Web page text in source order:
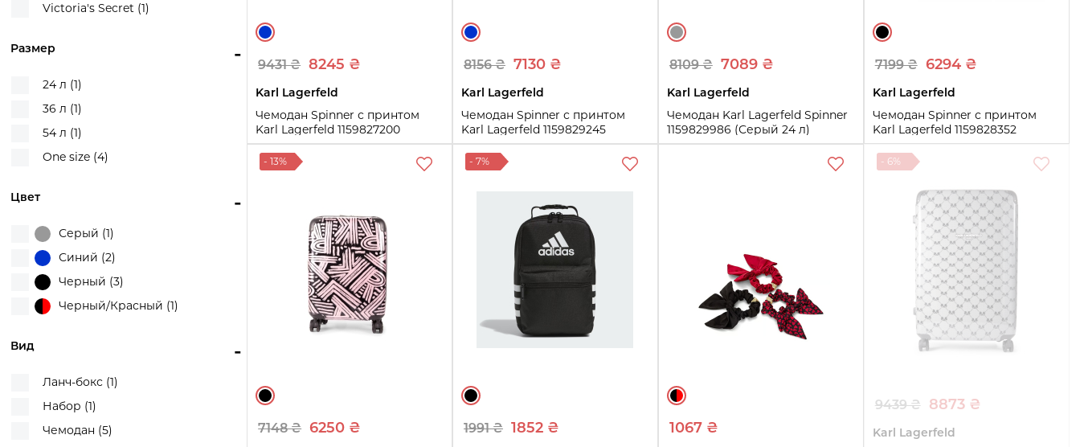
Victoria's Secret (1)
-
Размер
24 л (1)
36 л (1)
54 л (1)
One size (4)
-
Цвет
Серый (1)
Синий (2)
Черный (3)
Черный/Красный (1)
-
Вид
Ланч-бокс (1)
Набор (1)
Чемодан (5)
9431 ₴ 8245 ₴
Karl Lagerfeld
Чемодан Spinner с принтом
Karl Lagerfeld 1159827200
(Синий One size)
One size
8156 ₴ 7130 ₴
Karl Lagerfeld
Чемодан Spinner с принтом
Karl Lagerfeld 1159829245
(Синий 54 л)
54 л
Купить
8109 ₴ 7089 ₴
Karl Lagerfeld
Чемодан Karl Lagerfeld Spinner
1159829986 (Серый 24 л)
7199 ₴ 6294 ₴
Karl Lagerfeld
Чемодан Spinner с принтом
Karl Lagerfeld 1159828352
(Черный One size)
One size
Купить
- 13%
7148 ₴ 6250 ₴
- 7%
1991 ₴ 1852 ₴ 1067 ₴
- 6%
9439 ₴ 8873 ₴
Karl Lagerfeld